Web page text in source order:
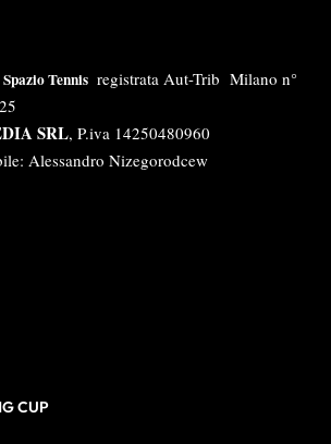
Spazio Tennis registrata Aut-Trib Milano n°
SRL, P.iva 14250480960
Alessandro Nizegorodcew
CUP